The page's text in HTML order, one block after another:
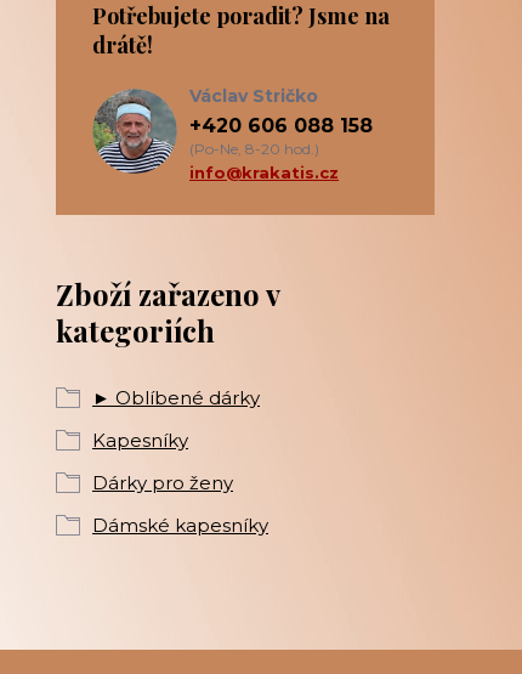
Zboží zařazeno v
kategoriích
► Oblíbené dárky
Kapesníky
Dárky pro ženy
Dámské kapesníky
Potřebujete poradit? Jsme na
drátě!
Václav Stričko
+420 606 088 158
(Po-Ne, 8-20 hod.)
info@krakatis.cz